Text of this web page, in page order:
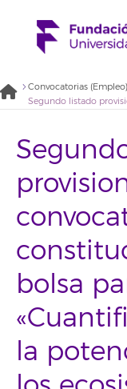
Convocatorias (Empleo)
bolsa
la